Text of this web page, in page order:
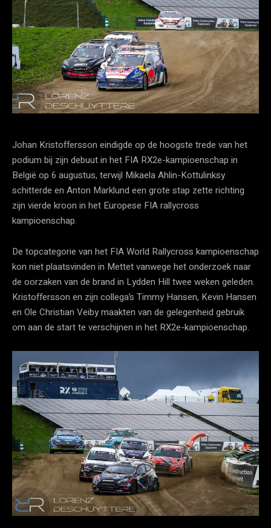
Johan Kristoffersson eindigde op de hoogste trede van het
podium bij zijn debuut in het FIA RX2e-kampioenschap in
België op 6 augustus, terwijl Mikaela Ahlin-Kottulinksy
schitterde en Anton Marklund een grote stap zette richting
zijn vierde kroon in het Europese FIA rallycross
kampioenschap.
De topcategorie van het FIA World Rallycross kampioenschap
kon niet plaatsvinden in Mettet vanwege het onderzoek naar
de oorzaken van de brand in Lydden Hill twee weken geleden.
Kristoffersson en zijn collega’s Timmy Hansen, Kevin Hansen
en Ole Christian Veiby maakten van de gelegenheid gebruik
om aan de start te verschijnen in het RX2e-kampioenschap.